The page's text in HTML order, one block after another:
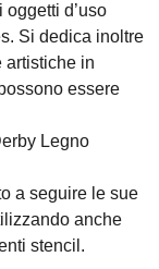
d’uso
Si dedica inoltre
artistiche in
essere
Legno
a seguire le sue
anche
stencil.